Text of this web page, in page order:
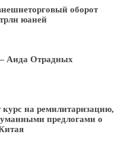
оборот
юаней
Аида Отрадных
на ремилитаризацию,
предлогами о